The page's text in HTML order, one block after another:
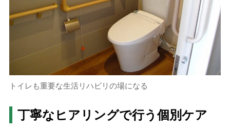
トイレも重要な生活リハビリの場になる
丁寧なヒアリングで行う個別ケア